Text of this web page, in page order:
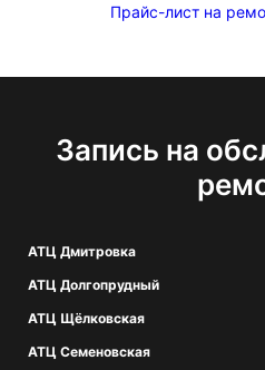
Прайс-лист на
Запись на
АТЦ Дмитровка
АТЦ Долгопрудный
АТЦ Щёлковская
АТЦ Семеновская